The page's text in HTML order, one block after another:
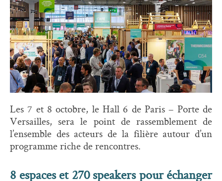
Les 7 et 8 octobre, le Hall 6 de Paris – Porte de
Versailles, sera le point de rassemblement de
l’ensemble des acteurs de la filière autour d’un
programme riche de rencontres.
8 espaces et 270 speakers pour échanger